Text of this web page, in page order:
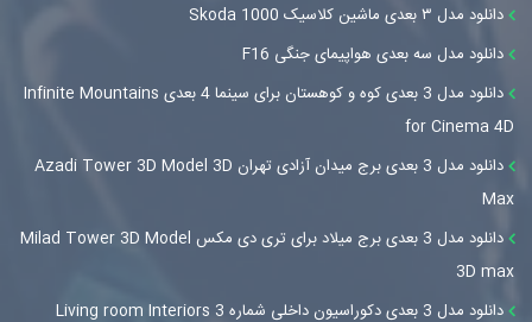
دانلود مدل ۳ بعدی ماشین کلاسیک Skoda 1000
دانلود مدل سه بعدی هواپیمای جنگی F16
دانلود مدل 3 بعدی کوه و کوهستان برای سینما 4 بعدی Infinite Mountains
for Cinema 4D
دانلود مدل 3 بعدی برج میدان آزادی تهران Azadi Tower 3D Model 3D
Max
دانلود مدل 3 بعدی برج میلاد برای تری دی مکس Milad Tower 3D Model
3D max
دانلود مدل 3 بعدی دکوراسیون داخلی شماره 3 Living room Interiors